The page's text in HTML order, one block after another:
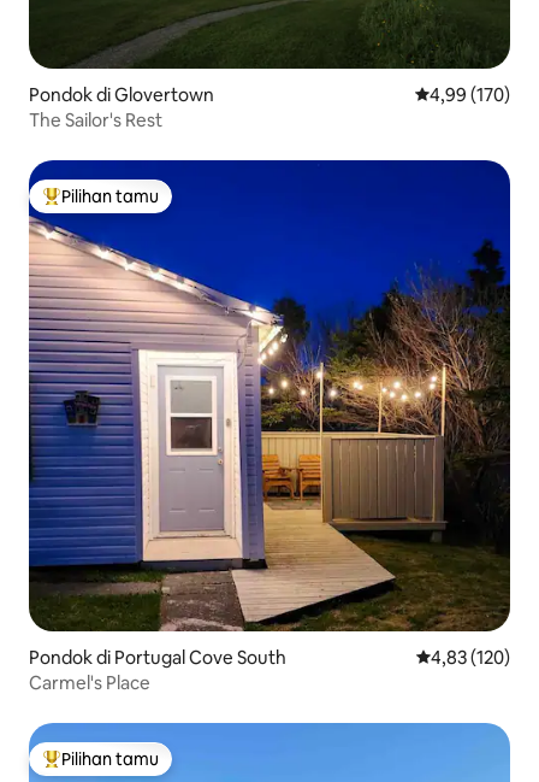
Pondok di Glovertown Nilai rata-rata
4,99 (170)
The Sailor's Rest
Pilihan tamu terpopuler
Pilihan tamu
Pondok di Portugal Cove South Nilai rata-rata
4,83 (120)
Carmel's Place
Pilihan tamu terpopuler
Pilihan tamu